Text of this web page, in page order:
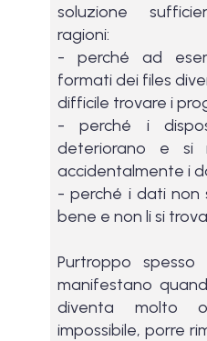
soluzione
ragioni:
- perché ad
formati dei files
difficile trovare i
- perché i
deteriorano e si
accidentalmente i
- perché i dati non
bene e non li si
Purtroppo
manifestano
diventa molto
impossibile, porre